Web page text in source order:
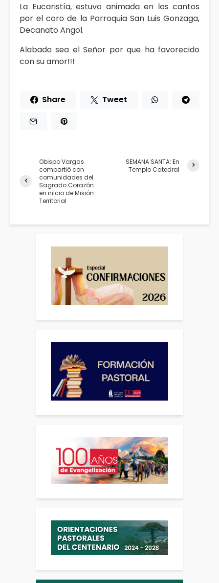
La Eucaristía, estuvo animada en los cantos
por el coro de la Parroquia San Luis Gonzaga,
Decanato Angol.
Alabado sea el Señor por que ha favorecido
con su amor!!!
Share Tweet
Obispo Vargas
compartió con
comunidades del
Sagrado Corazón
en inicio de Misión
Territorial
SEMANA SANTA: En
Templo Catedral